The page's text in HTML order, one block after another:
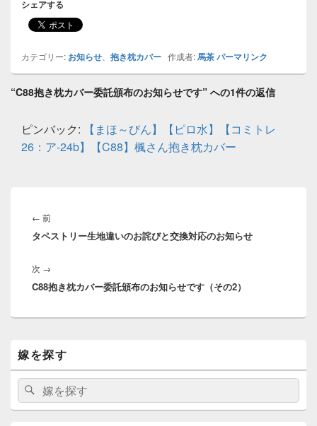
シェアする
カテゴリー: お知らせ 抱き枕カバー 作成者:馬茶パーマリンク
“C88抱き枕カバー委託頒布のお知らせです” への1件の返信
ピンバック:
【まほ～びん】【ピロ水】【コミトレ
26：ア-24b】【C88】楓さん抱き枕カバー
稿
ナ
ゲ
ー
シ
← 前前
の
タペストリー生地違いのお詫びと交換対応のお知らせ
次 →
の
稿:
C88抱き枕カバー委託頒布のお知らせです（その2）
イ
ン
サ
ド
嫁を探す
検
索:
検
索